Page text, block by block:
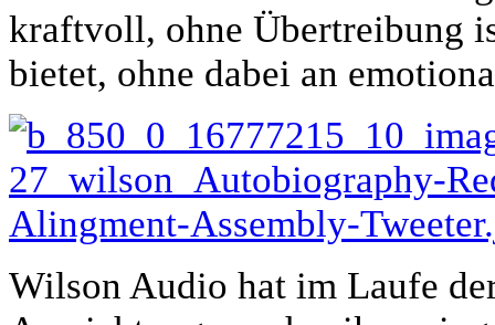
kraftvoll, ohne Übertreibung
bietet, ohne dabei an
Wilson Audio hat im Laufe